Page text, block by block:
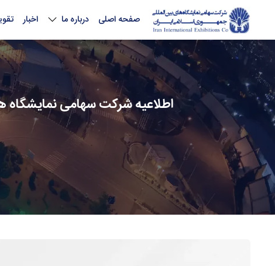
صفحه اصلی درباره ما اخبار
اطلاعیه شرکت سهامی نمایشگاه